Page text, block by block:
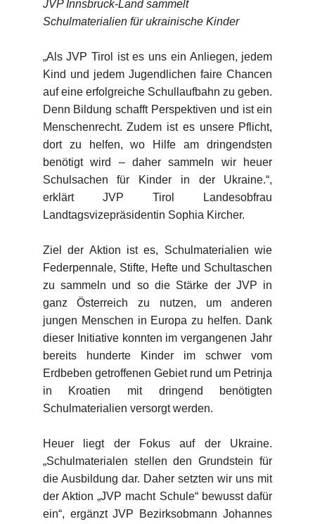
JVP Innsbruck-Land sammelt
Schulmaterialien für ukrainische Kinder
„Als JVP Tirol ist es uns ein Anliegen, jedem
Kind und jedem Jugendlichen faire Chancen
auf eine erfolgreiche Schullaufbahn zu geben.
Denn Bildung schafft Perspektiven und ist ein
Menschenrecht. Zudem ist es unsere Pflicht,
dort zu helfen, wo Hilfe am dringendsten
benötigt wird – daher sammeln wir heuer
Schulsachen für Kinder in der Ukraine.“,
erklärt JVP Tirol Landesobfrau
Landtagsvizepräsidentin Sophia Kircher.
Ziel der Aktion ist es, Schulmaterialien wie
Federpennale, Stifte, Hefte und Schultaschen
zu sammeln und so die Stärke der JVP in
ganz Österreich zu nutzen, um anderen
jungen Menschen in Europa zu helfen. Dank
dieser Initiative konnten im vergangenen Jahr
bereits hunderte Kinder im schwer vom
Erdbeben getroffenen Gebiet rund um Petrinja
in Kroatien mit dringend benötigten
Schulmaterialien versorgt werden.
Heuer liegt der Fokus auf der Ukraine.
„Schulmaterialen stellen den Grundstein für
die Ausbildung dar. Daher setzten wir uns mit
der Aktion „JVP macht Schule“ bewusst dafür
ein“, ergänzt JVP Bezirksobmann Johannes